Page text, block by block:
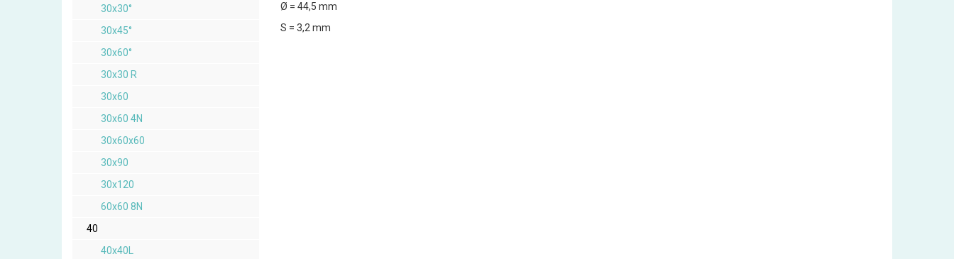
30x30°
30x45°
30x60°
30x30 R
30x60
30x60 4N
30x60x60
30x90
30x120
60x60 8N
40
40x40L
Ø = 44,5 mm
S = 3,2 mm